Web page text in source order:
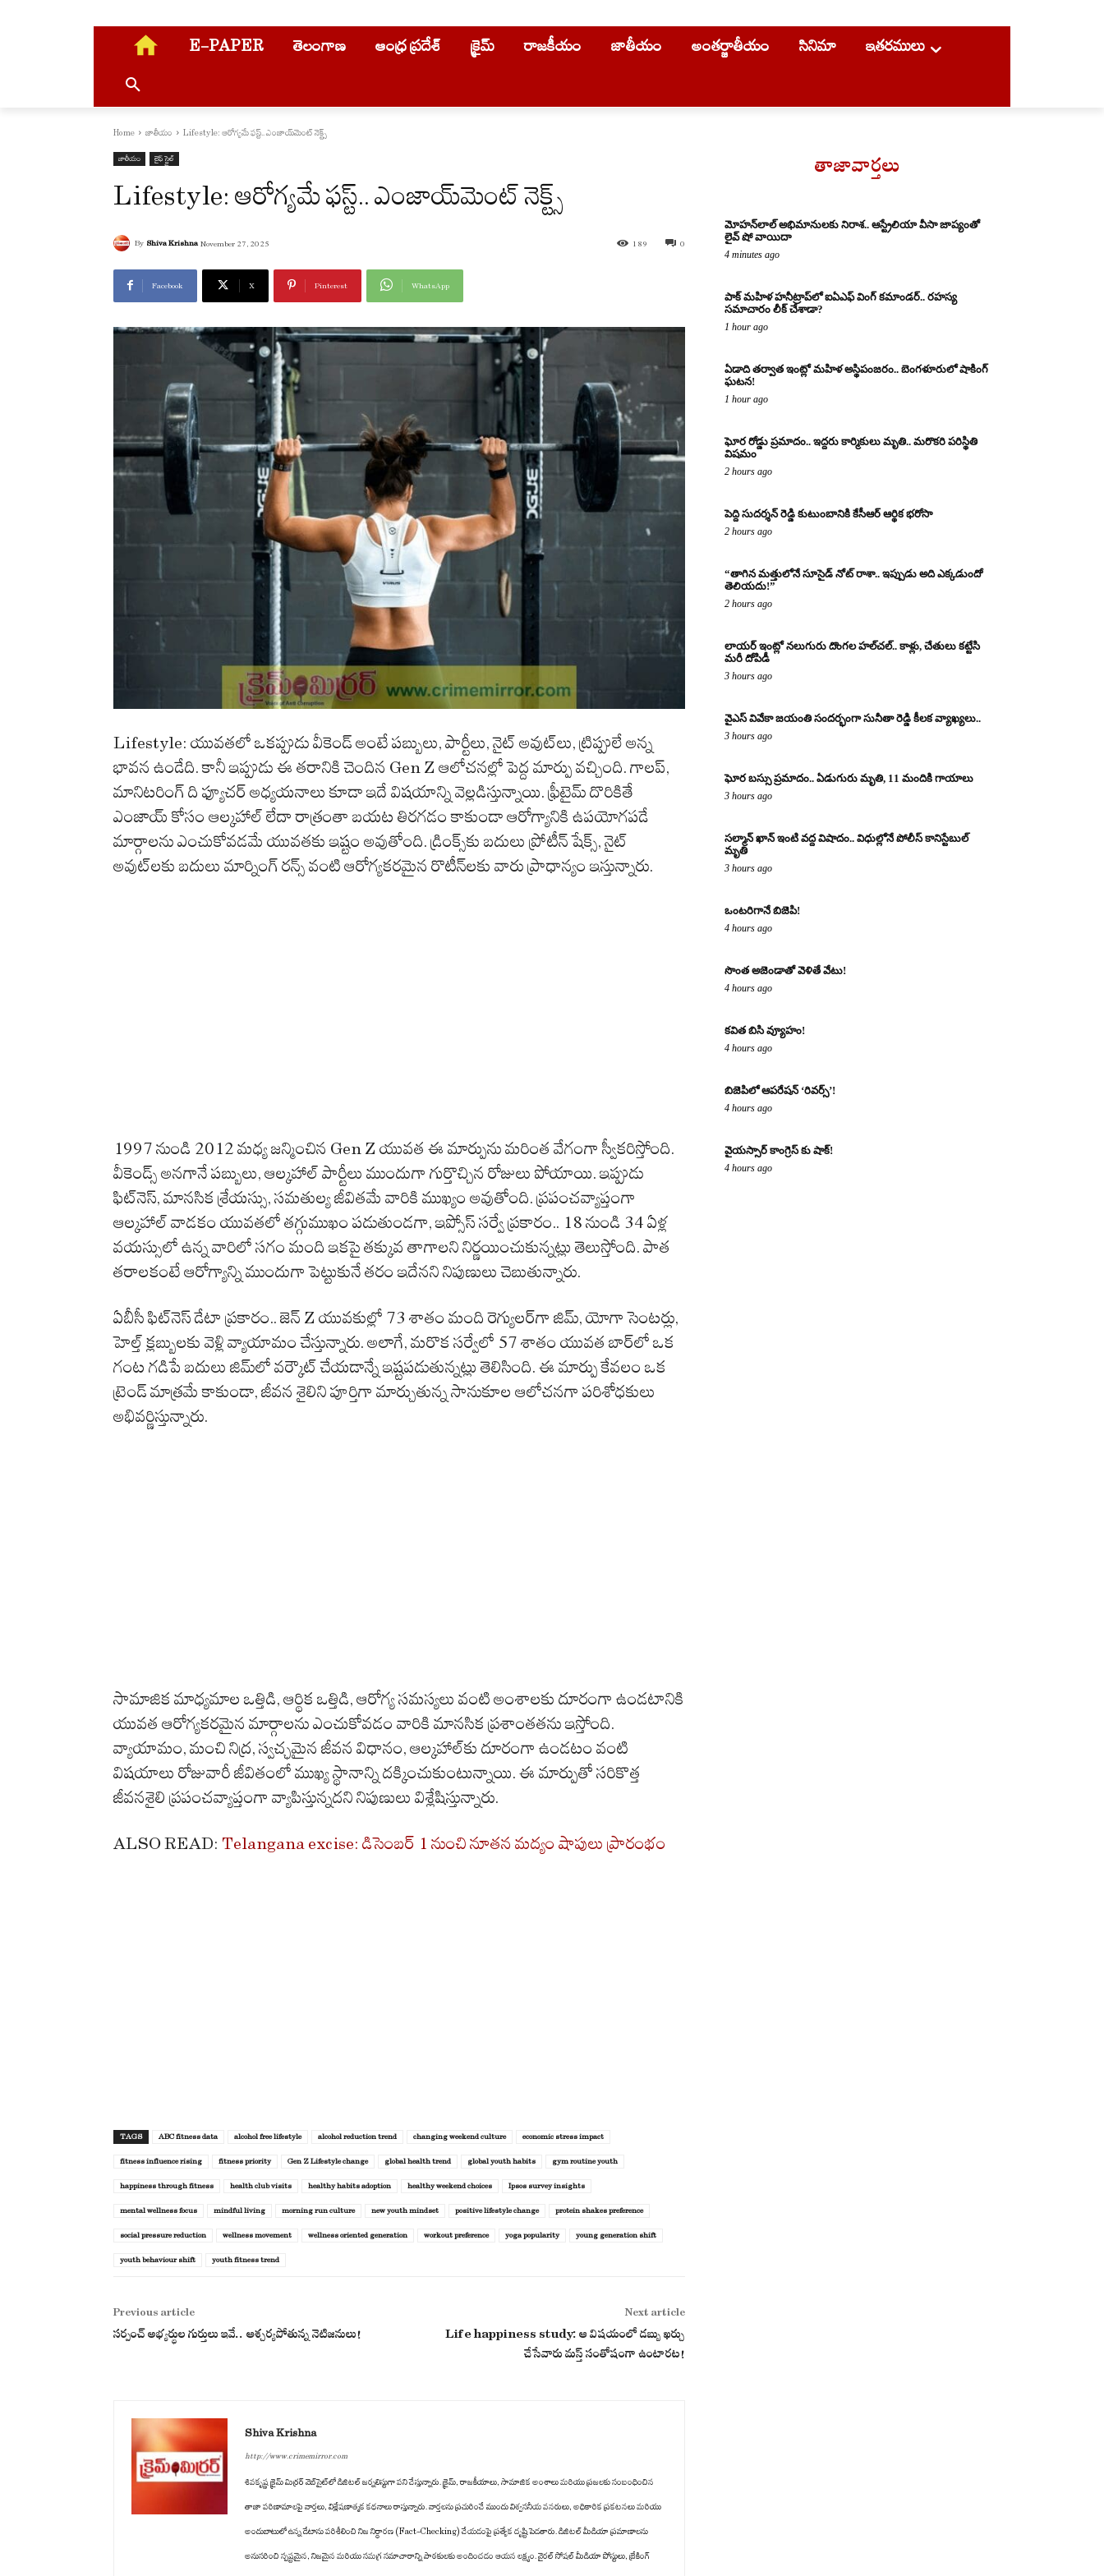
E-PAPER తెలంగాణ ఆంధ్ర ప్రదేశ్ క్రైమ్ రాజకీయం జాతీయం అంతర్జాతీయం సినిమా ఇతరములు
Home జాతీయం Lifestyle: ఆరోగ్యమే ఫస్ట్.. ఎంజాయ్‌మెంట్ నెక్ట్స్
జాతీయం లైఫ్ స్టైల్
Lifestyle: ఆరోగ్యమే ఫస్ట్.. ఎంజాయ్‌మెంట్ నెక్ట్స్
By Shiva Krishna November 27, 2025 0
189
Facebook X Pinterest WhatsApp
Lifestyle: యువతలో ఒకప్పుడు వీకెండ్ అంటే పబ్బులు, పార్టీలు, నైట్ అవుట్‌లు, ట్రిప్పులే అన్న
భావన ఉండేది. కానీ ఇప్పుడు ఈ తరానికి చెందిన Gen Z ఆలోచనల్లో పెద్ద మార్పు వచ్చింది. గాలప్,
మానిటరింగ్ ది ఫ్యూచర్ అధ్యయనాలు కూడా ఇదే విషయాన్ని వెల్లడిస్తున్నాయి. ఫ్రీటైమ్ దొరికితే
ఎంజాయ్ కోసం ఆల్కహాల్‌ లేదా రాత్రంతా బయట తిరగడం కాకుండా ఆరోగ్యానికి ఉపయోగపడే
మార్గాలను ఎంచుకోవడమే యువతకు ఇష్టం అవుతోంది. డ్రింక్స్‌కు బదులు ప్రోటీన్ షేక్స్, నైట్
అవుట్‌లకు బదులు మార్నింగ్ రన్స్ వంటి ఆరోగ్యకరమైన రొటీన్‌లకు వారు ప్రాధాన్యం ఇస్తున్నారు.
1997 నుండి 2012 మధ్య జన్మించిన Gen Z యువత ఈ మార్పును మరింత వేగంగా స్వీకరిస్తోంది.
వీకెండ్స్ అనగానే పబ్బులు, ఆల్కహాల్ పార్టీలు ముందుగా గుర్తొచ్చిన రోజులు పోయాయి. ఇప్పుడు
ఫిట్‌నెస్‌, మానసిక శ్రేయస్సు, సమతుల్య జీవితమే వారికి ముఖ్యం అవుతోంది. ప్రపంచవ్యాప్తంగా
ఆల్కహాల్ వాడకం యువతలో తగ్గుముఖం పడుతుండగా, ఇప్సోస్ సర్వే ప్రకారం.. 18 నుండి 34 ఏళ్ల
వయస్సులో ఉన్న వారిలో సగం మంది ఇకపై తక్కువ తాగాలని నిర్ణయించుకున్నట్లు తెలుస్తోంది. పాత
తరాలకంటే ఆరోగ్యాన్ని ముందుగా పెట్టుకునే తరం ఇదేనని నిపుణులు చెబుతున్నారు.
ఏబీసీ ఫిట్‌నెస్ డేటా ప్రకారం.. జెన్ Z యువకుల్లో 73 శాతం మంది రెగ్యులర్‌గా జిమ్‌, యోగా సెంటర్లు,
హెల్త్ క్లబ్బులకు వెళ్లి వ్యాయామం చేస్తున్నారు. అలాగే, మరొక సర్వేలో 57 శాతం యువత బార్‌లో ఒక
గంట గడిపే బదులు జిమ్‌లో వర్కౌట్ చేయడాన్నే ఇష్టపడుతున్నట్లు తెలిసింది. ఈ మార్పు కేవలం ఒక
ట్రెండ్ మాత్రమే కాకుండా, జీవన శైలిని పూర్తిగా మార్చుతున్న సానుకూల ఆలోచనగా పరిశోధకులు
అభివర్ణిస్తున్నారు.
సామాజిక మాధ్యమాల ఒత్తిడి, ఆర్థిక ఒత్తిడి, ఆరోగ్య సమస్యలు వంటి అంశాలకు దూరంగా ఉండటానికి
యువత ఆరోగ్యకరమైన మార్గాలను ఎంచుకోవడం వారికి మానసిక ప్రశాంతతను ఇస్తోంది.
వ్యాయామం, మంచి నిద్ర, స్వచ్ఛమైన జీవన విధానం, ఆల్కహాల్‌కు దూరంగా ఉండటం వంటి
విషయాలు రోజువారీ జీవితంలో ముఖ్య స్థానాన్ని దక్కించుకుంటున్నాయి. ఈ మార్పుతో సరికొత్త
జీవనశైలి ప్రపంచవ్యాప్తంగా వ్యాపిస్తున్నదని నిపుణులు విశ్లేషిస్తున్నారు.
ALSO READ: Telangana excise: డిసెంబర్ 1 నుంచి నూతన మద్యం షాపులు ప్రారంభం
TAGS ABC fitness data alcohol free lifestyle alcohol reduction trend changing weekend culture economic stress impact
fitness influence rising fitness priority Gen Z Lifestyle change global health trend global youth habits gym routine youth
happiness through fitness health club visits healthy habits adoption healthy weekend choices Ipsos survey insights
mental wellness focus mindful living morning run culture new youth mindset positive lifestyle change protein shakes preference
social pressure reduction wellness movement wellness oriented generation workout preference yoga popularity young generation shift
youth behaviour shift youth fitness trend
Previous article
సర్పంచ్ అభ్యర్థుల గుర్తులు ఇవే.. ఆశ్చర్యపోతున్న నెటిజనులు!
Next article
Life happiness study: ఆ విషయంలో డబ్బు ఖర్చు
చేసేవారు మస్త్ సంతోషంగా ఉంటారట!
Shiva Krishna
http://www.crimemirror.com
శివకృష్ణ క్రైమ్ మిర్రర్ వెబ్‌సైట్‌లో డిజిటల్ జర్నలిస్టుగా పని చేస్తున్నారు. క్రైమ్, రాజకీయాలు, సామాజిక అంశాలు మరియు ప్రజలకు సంబంధించిన
తాజా పరిణామాలపై వార్తలు, విశ్లేషణాత్మక కథనాలు రాస్తున్నారు. వార్తలను ప్రచురించే ముందు విశ్వసనీయ వనరులు, అధికారిక ప్రకటనలు మరియు
అందుబాటులో ఉన్న డేటాను పరిశీలించి నిజ నిర్ధారణ (Fact-Checking) చేయడంపై ప్రత్యేక దృష్టి పెడతారు. డిజిటల్ మీడియా ప్రమాణాలను
అనుసరించి స్పష్టమైన, నిజమైన మరియు సమగ్ర సమాచారాన్ని పాఠకులకు అందించడం ఆయన లక్ష్యం. వైరల్ సోషల్ మీడియా పోస్టులు, బ్రేకింగ్
తాజావార్తలు
మోహన్‌లాల్ అభిమానులకు నిరాశ.. ఆస్ట్రేలియా వీసా జాప్యంతో
లైవ్ షో వాయిదా
4 minutes ago
పాక్ మహిళ హనీట్రాప్‌లో ఐఏఎఫ్ వింగ్ కమాండర్.. రహస్య
సమాచారం లీక్ చేశాడా?
1 hour ago
ఏడాది తర్వాత ఇంట్లో మహిళ అస్థిపంజరం.. బెంగళూరులో షాకింగ్
ఘటన!
1 hour ago
ఘోర రోడ్డు ప్రమాదం.. ఇద్దరు కార్మికులు మృతి.. మరొకరి పరిస్థితి
విషమం
2 hours ago
పెద్ది సుదర్శన్ రెడ్డి కుటుంబానికి కేసీఆర్ ఆర్థిక భరోసా
2 hours ago
“తాగిన మత్తులోనే సూసైడ్ నోట్ రాశా.. ఇప్పుడు అది ఎక్కడుందో
తెలియదు!”
2 hours ago
లాయర్ ఇంట్లో నలుగురు దొంగల హల్‌చల్.. కాళ్లు, చేతులు కట్టేసి
మరీ దోపిడీ
3 hours ago
వైఎస్ వివేకా జయంతి సందర్భంగా సునీతా రెడ్డి కీలక వ్యాఖ్యలు..
3 hours ago
ఘోర బస్సు ప్రమాదం.. ఏడుగురు మృతి, 11 మందికి గాయాలు
3 hours ago
సల్మాన్ ఖాన్ ఇంటి వద్ద విషాదం.. విధుల్లోనే పోలీస్ కానిస్టేబుల్
మృతి
3 hours ago
ఒంటరిగానే బిజెపి!
4 hours ago
సొంత అజెండాతో వెళితే వేటు!
4 hours ago
కవిత బిసి వ్యూహం!
4 hours ago
బిజెపిలో ఆపరేషన్ ‘రివర్స్’!
4 hours ago
వైయస్సార్ కాంగ్రెస్ కు షాక్!
4 hours ago